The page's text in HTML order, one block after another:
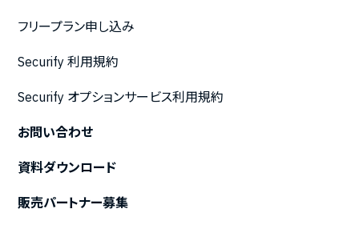
フリープラン申し込み
Securify 利用規約
Securify オプションサービス利用規約
お問い合わせ
資料ダウンロード
販売パートナー募集